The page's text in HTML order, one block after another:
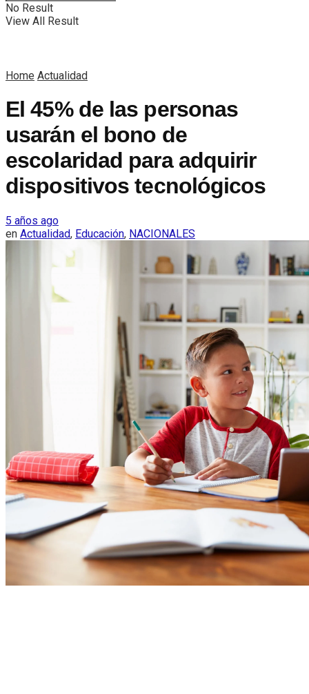
No Result
View All Result
Home Actualidad
El 45% de las personas
usarán el bono de
escolaridad para adquirir
dispositivos tecnológicos
5 años ago
en Actualidad, Educación, NACIONALES